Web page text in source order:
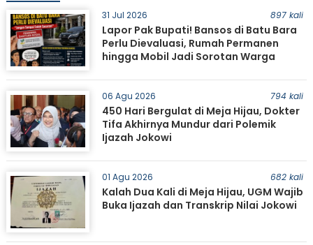
31 Jul 2026 897 kali
Lapor Pak Bupati! Bansos di Batu Bara
Perlu Dievaluasi, Rumah Permanen
hingga Mobil Jadi Sorotan Warga
06 Agu 2026 794 kali
450 Hari Bergulat di Meja Hijau, Dokter
Tifa Akhirnya Mundur dari Polemik
Ijazah Jokowi
01 Agu 2026 682 kali
Kalah Dua Kali di Meja Hijau, UGM Wajib
Buka Ijazah dan Transkrip Nilai Jokowi